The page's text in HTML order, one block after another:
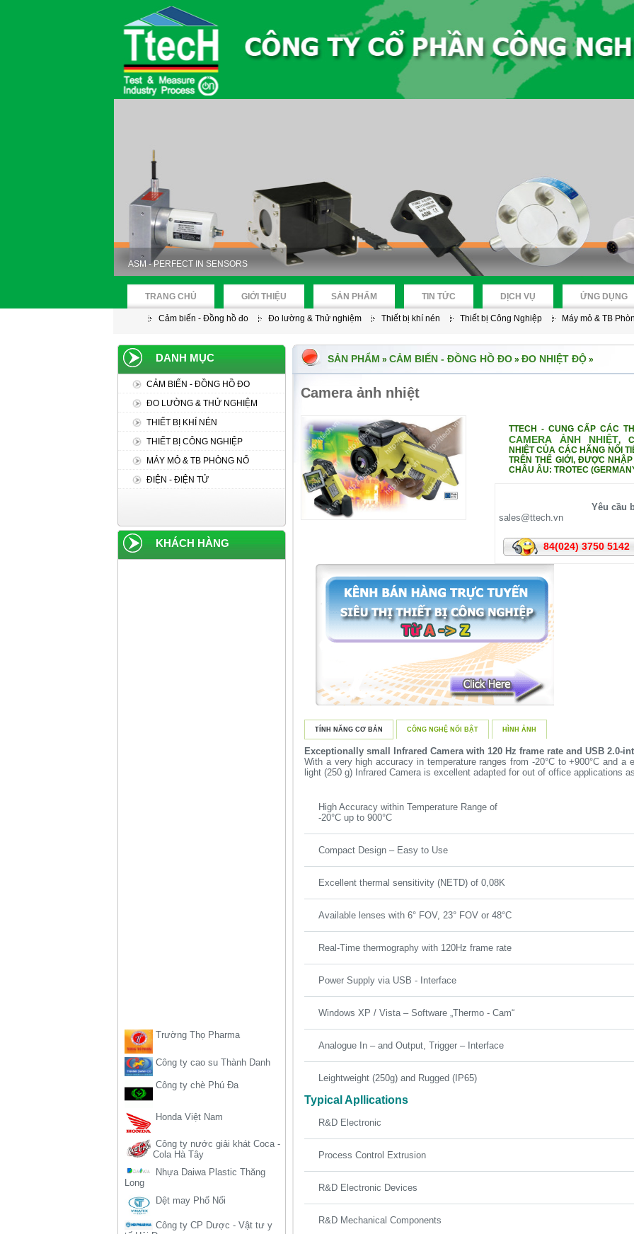
ASM - PERFECT IN SENSORS
TRANG CHỦ GIỚI THIỆU SẢN PHẨM
Cảm biến - Đồng hồ đo Đo lường & Thử nghiệm Thiết bị khí nén Thiết bị Công Nghiệp Máy mỏ & TB
TIN TỨC DỊCH VỤ ỨNG DỤNG
DANH MỤC
CẢM BIẾN - ĐỒNG HỒ ĐO
ĐO LƯỜNG & THỬ NGHIỆM
THIẾT BỊ KHÍ NÉN
THIẾT BỊ CÔNG NGHIỆP
MÁY MỎ & TB PHÒNG NỔ
ĐIỆN - ĐIỆN TỬ
KHÁCH HÀNG
Công ty cao su Thành Danh
Công ty chè Phú Đa
Honda Việt Nam
Công ty nước giải khát Coca -
Nhựa Daiwa Plastic Thăng
Long
Dệt may Phố Nối
Công ty CP Dược - Vật tư y
tế Hải Dương
Công ty CP Dược - vật tư y tế
SẢN PHẨM » CẢM BIẾN - ĐỒNG HỒ ĐO » ĐO NHIỆT ĐỘ »
Camera ảnh nhiệt
TTECH - CUNG CẤP CÁC
CAMERA ẢNH NHIỆT,
NHIỆT CỦA CÁC HÃNG NỔI
TRÊN THẾ GIỚI, ĐƯỢC
CHÂU ÂU: TROTEC
Yêu cầu
sales@ttech.vn
84(024) 3750 5142
TÍNH NĂNG CƠ BẢN CÔNG NGHỆ NỔI BẬT HÌNH ẢNH
Exceptionally small Infrared Camera with 120 Hz frame rate and USB 2.0-
With a very high accuracy in temperature ranges from -20°C to +900°C and
light (250 g) Infrared Camera is excellent adapted for out of office applications
High Accuracy within Temperature Range of
-20°C up to 900°C
Compact Design – Easy to Use
Excellent thermal sensitivity (NETD) of 0,08K
Available lenses with 6° FOV, 23° FOV or 48°C
Real-Time thermography with 120Hz frame rate
Power Supply via USB - Interface
Windows XP / Vista – Software „Thermo - Cam“
Analogue In – and Output, Trigger – Interface
Leightweight (250g) and Rugged (IP65)
Typical Apllications
R&D Electronic
Process Control Extrusion
R&D Electronic Devices
R&D Mechanical Components